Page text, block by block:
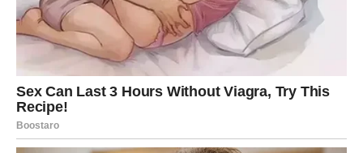
je sve vratio kući.
Nažalost, mnogi odlučuju zažmiriti na signale upozorenja
— očito je da su potrebne reforme kako bi se to
zaustavilo, inače će pojedinci morati nestajati jedan za